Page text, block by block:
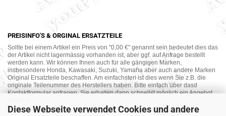
Diese Webseite verwendet Cookies und andere
PREISINFO'S & ORGINAL ERSATZTEILE
Sollte bei einem Artikel ein Preis von "0,00 €" genannt sein bedeutet dies das
der Artikel nicht lagermässig vorhanden ist, aber ggf. auf Anfrage bestellt
werden kann. Wir können Ihnen auch für alle gängigen Marken,
insbesondere Honda, Kawasaki, Suzuki, Yamaha aber auch andere Marken
Original Ersatzteile beschaffen. Am einfachsten ist dies wenn Sie z.B. die
originale Teilenummer des Herstellers haben. Bitte einfach über dasd
Kontaktformular anfragen. Sie erhalten dann schnellst möglich ein Angebot